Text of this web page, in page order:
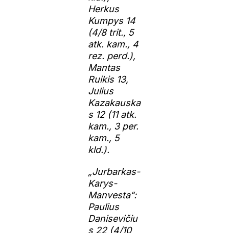
Herkus
Kumpys 14
(4/8 trit., 5
atk. kam., 4
rez. perd.),
Mantas
Ruikis 13,
Julius
Kazakauska
s 12 (11 atk.
kam., 3 per.
kam., 5
kld.).
„Jurbarkas-
Karys-
Manvesta“:
Paulius
Danisevičiu
s 22 (4/10